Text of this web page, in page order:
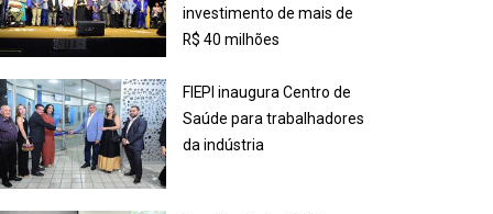
investimento de mais de
R$ 40 milhões
FIEPI inaugura Centro de
Saúde para trabalhadores
da indústria